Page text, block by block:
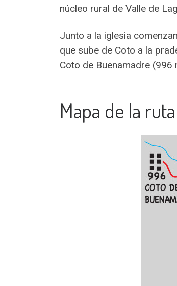
núcleo rural de Valle de
Junto a la iglesia
que sube de Coto a la
Coto de Buenamadre
Mapa de la ruta